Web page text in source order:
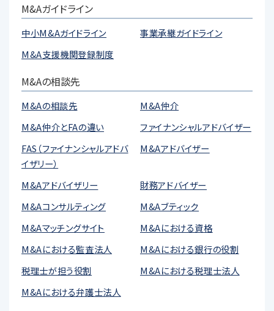
M&Aガイドライン
中小M&Aガイドライン
事業承継ガイドライン
M&A支援機関登録制度
M&Aの相談先
M&Aの相談先
M&A仲介
M&A仲介とFAの違い
ファイナンシャルアドバイザー
FAS（ファイナンシャルアドバ
イザリー）
M&Aアドバイザー
M&Aアドバイザリー
財務アドバイザー
M&Aコンサルティング
M&Aブティック
M&Aマッチングサイト
M&Aにおける資格
M&Aにおける監査法人
M&Aにおける銀行の役割
税理士が担う役割
M&Aにおける税理士法人
M&Aにおける弁護士法人